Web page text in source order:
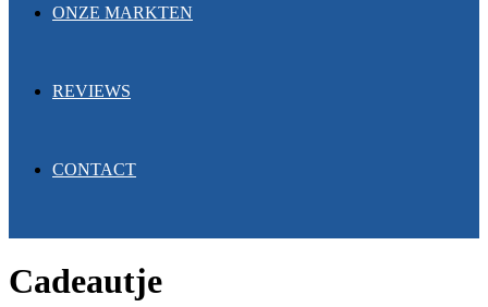
ONZE MARKTEN
REVIEWS
CONTACT
Cadeautje